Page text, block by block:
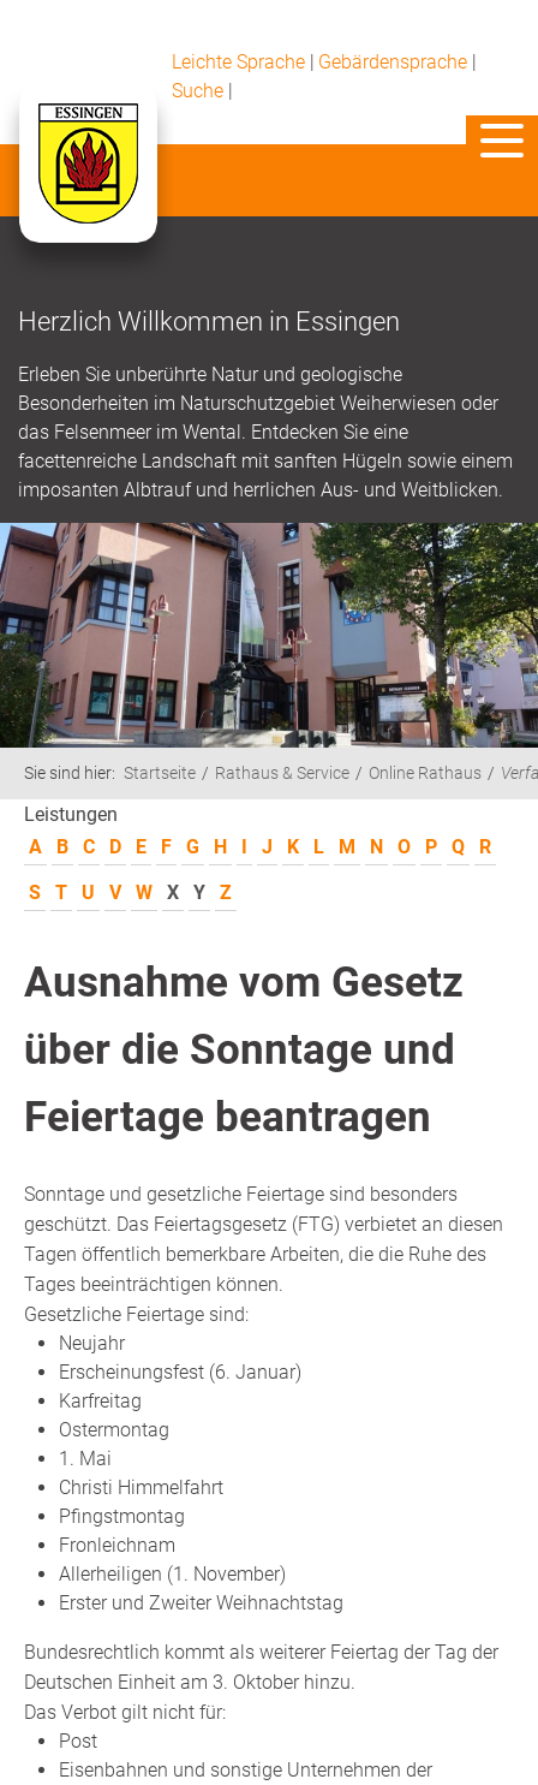
Leichte Sprache | Gebärdensprache |
Suche |
Herzlich Willkommen in Essingen
Erleben Sie unberührte Natur und geologische
Besonderheiten im Naturschutzgebiet Weiherwiesen oder
das Felsenmeer im Wental. Entdecken Sie eine
facettenreiche Landschaft mit sanften Hügeln sowie einem
imposanten Albtrauf und herrlichen Aus- und Weitblicken.
Sie sind hier: Startseite Rathaus & Service Online Rathaus
Leistungen
A
B C D E F G H I J K L M N O P Q
R
S
T U V W X Y Z
Ausnahme vom Gesetz
über die Sonntage und
Feiertage beantragen
Sonntage und gesetzliche Feiertage sind besonders
geschützt. Das Feiertagsgesetz (FTG) verbietet an diesen
Tagen öffentlich bemerkbare Arbeiten, die die Ruhe des
Tages beeinträchtigen können.
Gesetzliche Feiertage sind:
Neujahr
Erscheinungsfest (6. Januar)
Karfreitag
Ostermontag
1. Mai
Christi Himmelfahrt
Pfingstmontag
Fronleichnam
Allerheiligen (1. November)
Erster und Zweiter Weihnachtstag
Bundesrechtlich kommt als weiterer Feiertag der Tag der
Deutschen Einheit am 3. Oktober hinzu.
Das Verbot gilt nicht für:
Post
Eisenbahnen und sonstige Unternehmen der